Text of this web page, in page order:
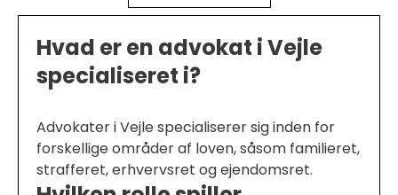
Hvad er en advokat i Vejle
specialiseret i?
Advokater i Vejle specialiserer sig inden for
forskellige områder af loven, såsom familieret,
strafferet, erhvervsret og ejendomsret.